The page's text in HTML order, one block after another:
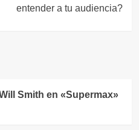
entender a tu audiencia?
Smith en «Supermax»